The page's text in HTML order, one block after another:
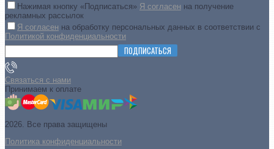
Нажимая кнопку «Подписаться» Я согласен на получение
рекламных рассылок
Я согласен на обработку персональных данных в соответствии с
Политикой конфиденциальности
ПОДПИСАТЬСЯ
Связаться с нами
Принимаем к оплате
2026. Все права защищены
Политика конфиденциальности